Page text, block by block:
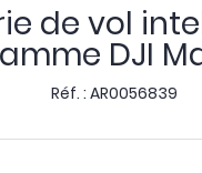
de vol
DJI
Réf. : AR0056839